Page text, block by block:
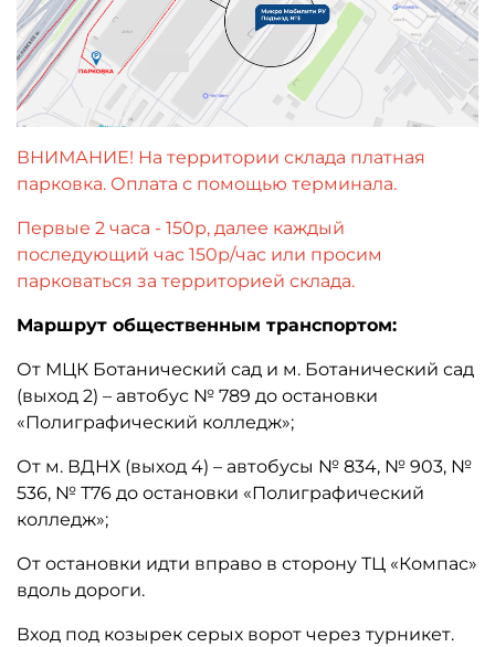
ВНИМАНИЕ! На территории склада платная
парковка. Оплата с помощью терминала.
Первые 2 часа - 150р, далее каждый
последующий час 150р/час или просим
парковаться за территорией склада.
Маршрут общественным транспортом:
От МЦК Ботанический сад и м. Ботанический сад
(выход 2) – автобус № 789 до остановки
«Полиграфический колледж»;
От м. ВДНХ (выход 4) – автобусы № 834, № 903, №
536, № Т76 до остановки «Полиграфический
колледж»;
От остановки идти вправо в сторону ТЦ «Компас»
вдоль дороги.
Вход под козырек серых ворот через турникет.